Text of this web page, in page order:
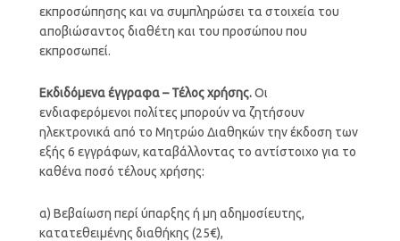
εκπροσώπησης και να συμπληρώσει τα στοιχεία του
αποβιώσαντος διαθέτη και του προσώπου που
εκπροσωπεί.
Εκδιδόμενα έγγραφα – Τέλος χρήσης.Οι
ενδιαφερόμενοι πολίτες μπορούν να ζητήσουν
ηλεκτρονικά από το Μητρώο Διαθηκών την έκδοση των
εξής 6 εγγράφων, καταβάλλοντας το αντίστοιχο για το
καθένα ποσό τέλους χρήσης:
α) Βεβαίωση περί ύπαρξης ή μη αδημοσίευτης,
κατατεθειμένης διαθήκης (25€),